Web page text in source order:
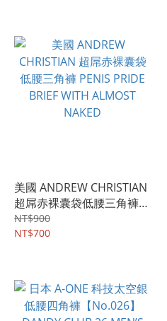
美國 ANDREW CHRISTIAN
超屌赤裸囊袋低腰三角褲
PENIS PRIDE BRIEF WITH
ALMOST NAKED
NT$900
NT$700